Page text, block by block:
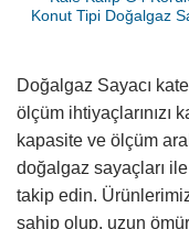
Konut Tipi Doğalgaz
Doğalgaz Sayacı
ölçüm ihtiyaçlarınızı
kapasite ve ölçüm
doğalgaz sayaçları
takip edin.
sahip olup, uzun